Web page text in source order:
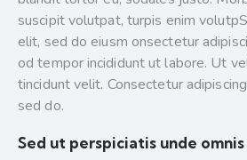
suscipit volutpat, turpis enim
elit, sed do eiusm onsectetur
od tempor incididunt ut labore. Ut
tincidunt velit. Consectetur
sed do.
Sed ut perspiciatis unde